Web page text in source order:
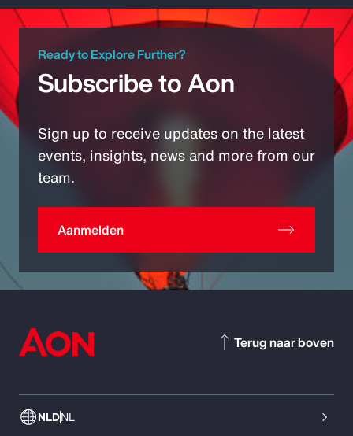
Ready to Explore Further?
Subscribe to Aon
Sign up to receive updates on the latest
events, insights, news and more from our
team.
Aanmelden
NLDNL
Terug naar boven